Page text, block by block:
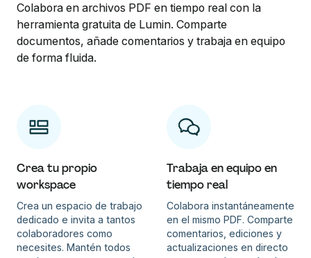
Colabora en archivos PDF en tiempo real con la
herramienta gratuita de Lumin. Comparte
documentos, añade comentarios y trabaja en equipo
de forma fluida.
Crea tu propio
workspace
Crea un espacio de trabajo
dedicado e invita a tantos
colaboradores como
necesites. Mantén todos
Trabaja en equipo en
tiempo real
Colabora instantáneamente
en el mismo PDF. Comparte
comentarios, ediciones y
actualizaciones en directo